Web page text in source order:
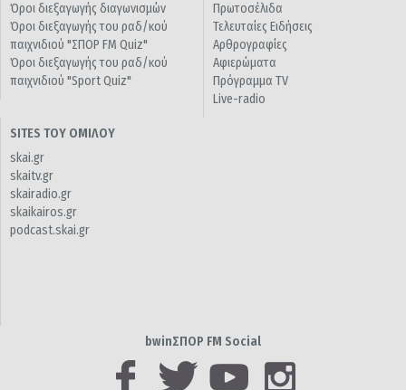
Όροι διεξαγωγής διαγωνισμών
Όροι διεξαγωγής του ραδ/κού
παιχνιδιού "ΣΠΟΡ FM Quiz"
Όροι διεξαγωγής του ραδ/κού
παιχνιδιού "Sport Quiz"
Πρωτοσέλιδα
Τελευταίες Ειδήσεις
Αρθρογραφίες
Αφιερώματα
Πρόγραμμα TV
Live-radio
SITES ΤΟΥ ΟΜΙΛΟΥ
skai.gr
skaitv.gr
skairadio.gr
skaikairos.gr
podcast.skai.gr
bwinΣΠΟΡ FM Social